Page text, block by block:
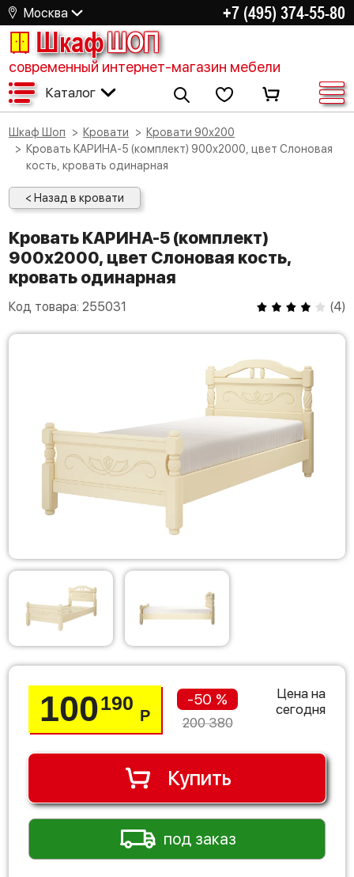
Москва +7 (495) 374-55-80
ШкафШОП
современный интернет-магазин мебели
Каталог
Шкаф Шоп Кровати
Кровати 90х200
Кровать КАРИНА-5 (комплект) 900х2000, цвет Слоновая
кость, кровать одинарная
< Назад в кровати
Кровать КАРИНА-5 (комплект)
900х2000, цвет Слоновая кость,
кровать одинарная
Код товара: 255031 (4)
100190
Р
-50 %
200 380
Цена на
сегодня
Купить
под заказ